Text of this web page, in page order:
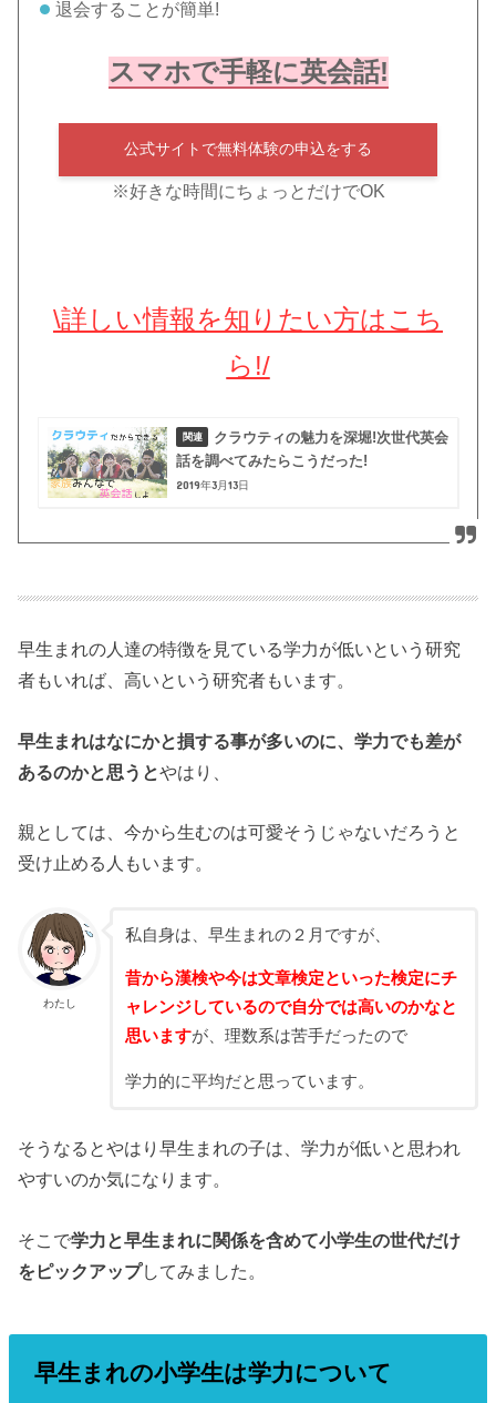
退会することが簡単!
スマホで手軽に英会話!
公式サイトで無料体験の申込をする
※好きな時間にちょっとだけでOK
\詳しい情報を知りたい方はこち
ら!/
クラウティの魅力を深堀!次世代英会
話を調べてみたらこうだった!
2019年3月13日
早生まれの人達の特徴を見ている学力が低いという研究
者もいれば、高いという研究者もいます。
早生まれはなにかと損する事が多いのに、学力でも差が
あるのかと思うとやはり、
親としては、今から生むのは可愛そうじゃないだろうと
受け止める人もいます。
わたし
私自身は、早生まれの２月ですが、
昔から漢検や今は文章検定といった検定にチ
ャレンジしているので自分では高いのかなと
思いますが、理数系は苦手だったので
学力的に平均だと思っています。
そうなるとやはり早生まれの子は、学力が低いと思われ
やすいのか気になります。
そこで学力と早生まれに関係を含めて小学生の世代だけ
をピックアップしてみました。
早生まれの小学生は学力について